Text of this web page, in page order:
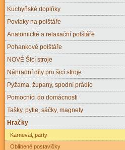
Kuchyňské doplňky
Povlaky na polštáře
Anatomické a relaxační polštáře
Pohankové polštáře
NOVÉ Šicí stroje
Náhradní díly pro šicí stroje
Pyžama, župany, spodní prádlo
Pomocníci do domácnosti
Tašky, pytle, sáčky, magnety
Hračky
Karneval, party
Oblíbené postavičky